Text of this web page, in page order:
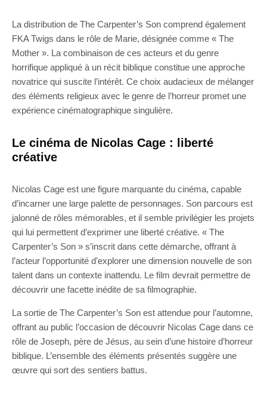
La distribution de The Carpenter’s Son comprend également
FKA Twigs dans le rôle de Marie, désignée comme « The
Mother ». La combinaison de ces acteurs et du genre
horrifique appliqué à un récit biblique constitue une approche
novatrice qui suscite l’intérêt. Ce choix audacieux de mélanger
des éléments religieux avec le genre de l’horreur promet une
expérience cinématographique singulière.
Le cinéma de Nicolas Cage : liberté
créative
Nicolas Cage est une figure marquante du cinéma, capable
d’incarner une large palette de personnages. Son parcours est
jalonné de rôles mémorables, et il semble privilégier les projets
qui lui permettent d’exprimer une liberté créative. « The
Carpenter’s Son » s’inscrit dans cette démarche, offrant à
l’acteur l’opportunité d’explorer une dimension nouvelle de son
talent dans un contexte inattendu. Le film devrait permettre de
découvrir une facette inédite de sa filmographie.
La sortie de The Carpenter’s Son est attendue pour l’automne,
offrant au public l’occasion de découvrir Nicolas Cage dans ce
rôle de Joseph, père de Jésus, au sein d’une histoire d’horreur
biblique. L’ensemble des éléments présentés suggère une
œuvre qui sort des sentiers battus.